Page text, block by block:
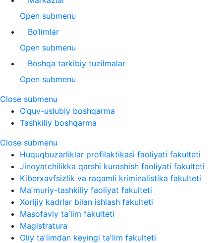
Open submenu
Bo‘limlar
Open submenu
Boshqa tarkibiy tuzilmalar
Open submenu
Close submenu
O‘quv-uslubiy boshqarma
Tashkiliy boshqarma
Close submenu
Huquqbuzarliklar profilaktikasi faoliyati fakulteti
Jinoyatchilikka qarshi kurashish faoliyati fakulteti
Kiberxavfsizlik va raqamli kriminalistika fakulteti
Maʼmuriy-tashkiliy faoliyat fakulteti
Xorijiy kadrlar bilan ishlash fakulteti
Masofaviy taʼlim fakulteti
Magistratura
Oliy taʼlimdan keyingi taʼlim fakulteti